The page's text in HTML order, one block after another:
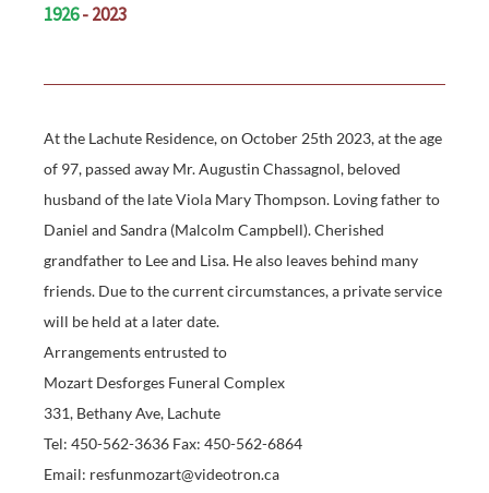
1926- 2023
At the Lachute Residence, on October 25th 2023, at the age
of 97, passed away Mr. Augustin Chassagnol, beloved
husband of the late Viola Mary Thompson. Loving father to
Daniel and Sandra (Malcolm Campbell). Cherished
grandfather to Lee and Lisa. He also leaves behind many
friends. Due to the current circumstances, a private service
will be held at a later date.
Arrangements entrusted to
Mozart Desforges Funeral Complex
331, Bethany Ave, Lachute
Tel: 450-562-3636 Fax: 450-562-6864
Email: resfunmozart@videotron.ca